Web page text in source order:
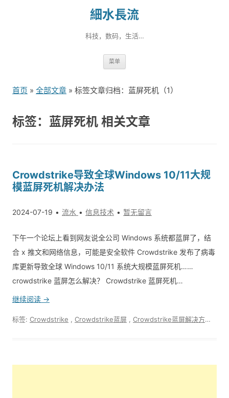
細水長流
科技，数码，生活…
菜单
到
首页 » 全部文章 » 标签文章归档：蓝屏死机（1）
标签：蓝屏死机 相关文章
Crowdstrike导致全球Windows 10/11大规
模蓝屏死机解决办法
2024-07-19 流水 信息技术 暂无留言
下午一个论坛上看到网友说全公司 Windows 系统都蓝屏了，结
合 x 推文和网络信息，可能是安全软件 Crowdstrike 发布了病毒
库更新导致全球 Windows 10/11 系统大规模蓝屏死机……
crowdstrike 蓝屏怎么解决？ Crowdstrike 蓝屏死机…
继续阅读 →
标签: Crowdstrike Crowdstrike蓝屏 Crowdstrike蓝屏解决方法